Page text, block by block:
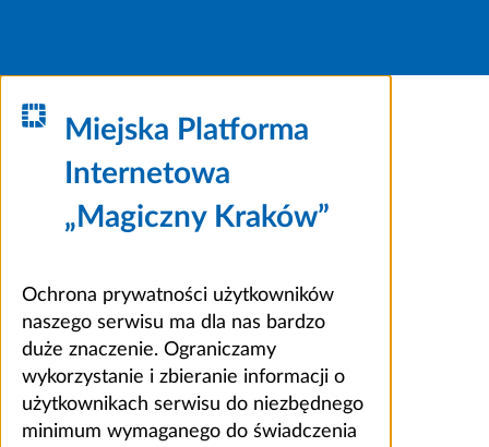
Miejska Platforma
Internetowa
„Magiczny Kraków”
Ochrona prywatności użytkowników
naszego serwisu ma dla nas bardzo
duże znaczenie. Ograniczamy
wykorzystanie i zbieranie informacji o
użytkownikach serwisu do niezbędnego
minimum wymaganego do świadczenia